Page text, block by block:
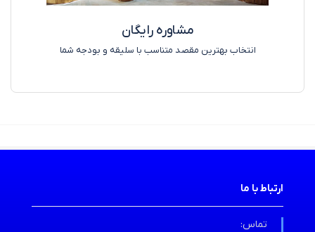
مشاوره رایگان
انتخاب بهترین مقصد متناسب با سلیقه و بودجه شما
ارتباط با ما
تماس: